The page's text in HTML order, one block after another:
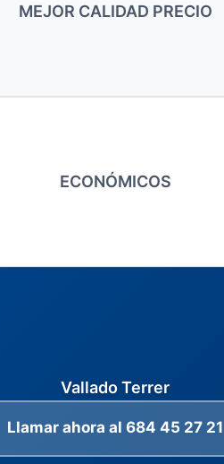
MEJOR CALIDAD PRECIO
ECONÓMICOS
Vallado Terrer
Llamar ahora al 684 45 27 21